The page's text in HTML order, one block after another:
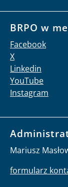
BRPO w
Facebook
X
Linkedin
YouTube
Instagram
Mariusz
formularz